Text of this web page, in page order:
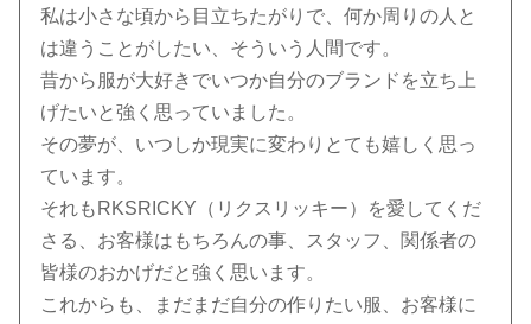
私は小さな頃から目立ちたがりで、何か周りの人と
は違うことがしたい、そういう人間です。
昔から服が大好きでいつか自分のブランドを立ち上
げたいと強く思っていました。
その夢が、いつしか現実に変わりとても嬉しく思っ
ています。
それもRKSRICKY（リクスリッキー）を愛してくだ
さる、お客様はもちろんの事、スタッフ、関係者の
皆様のおかげだと強く思います。
これからも、まだまだ自分の作りたい服、お客様に